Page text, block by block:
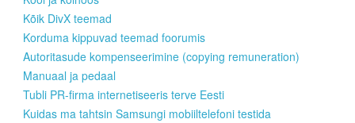
Kõik DivX teemad
Korduma kippuvad teemad foorumis
Autoritasude kompenseerimine (copying remuneration)
Manuaal ja pedaal
Tubli PR-firma internetiseeris terve Eesti
Kuidas ma tahtsin Samsungi mobiiltelefoni testida